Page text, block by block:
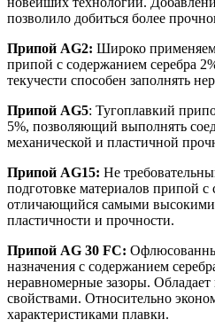
позволило добиться более
Припой AG2: Широко
припой с содержанием серебра
текучести способен заполнять
Припой AG5: Тугоплавкий
5%, позволяющий выполнять
механической и пластичной
Припой AG15: Не
подготовке материалов припой с
отличающийся самыми высокими
пластичности и прочности.
Припой AG 30 FC:
назначения с содержанием
неравномерные зазоры.
свойствами. Относительно
характеристиками плавки.